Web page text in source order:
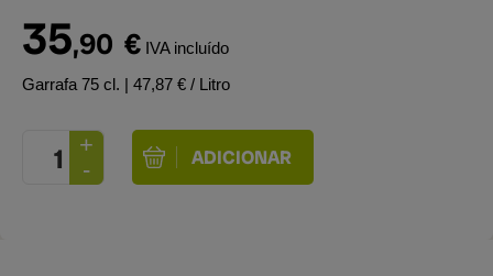
35,90 € IVA incluído
Garrafa 75 cl. | 47,87 € / Litro